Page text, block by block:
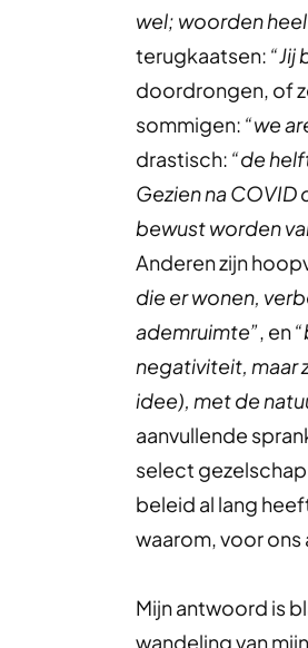
wel; woorden
terugkaatsen: “Jij
doordrongen, of
sommigen: “we
drastisch: “de
Gezien na COVID
bewust worden
Anderen zijn
die er wonen,
ademruimte” , en
negativiteit, maar
idee), met de
aanvullende
select
beleid al lang
waarom, voor
Mijn antwoord is
wandeling van